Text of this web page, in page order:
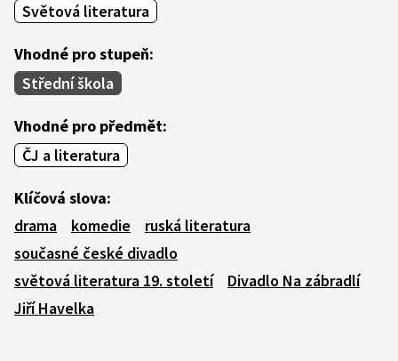
Světová literatura
Vhodné pro stupeň:
Střední škola
Vhodné pro předmět:
ČJ a literatura
Klíčová slova:
drama
komedie
ruská literatura
současné české divadlo
světová literatura 19. století
Divadlo Na zábradlí
Jiří Havelka